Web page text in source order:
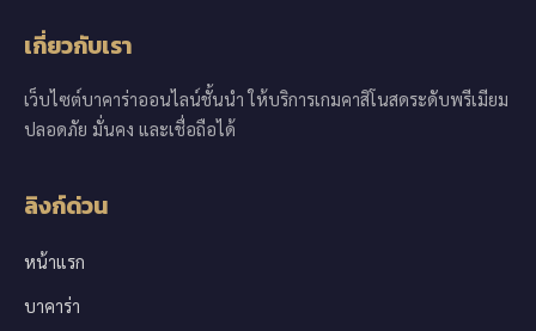
เกี่ยวกับเรา
เว็บไซต์บาคาร่าออนไลน์ชั้นนำ ให้บริการเกมคาสิโนสดระดับพรีเมียม
ปลอดภัย มั่นคง และเชื่อถือได้
ลิงก์ด่วน
หน้าแรก
บาคาร่า